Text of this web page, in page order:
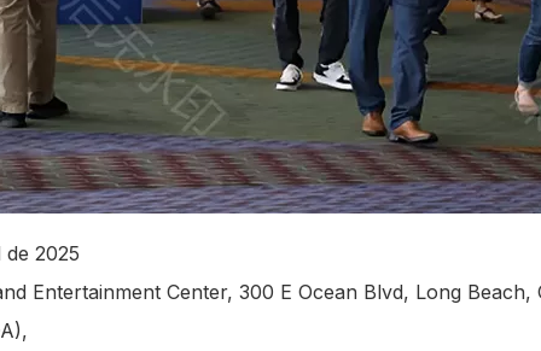
2025
Entertainment Center, 300 E Ocean Blvd, Long